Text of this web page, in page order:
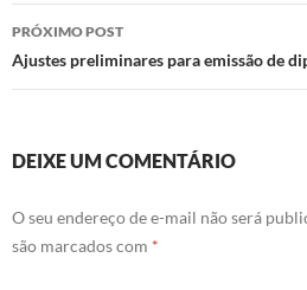
posts
PRÓXIMO POST
Ajustes preliminares para emissão de
DEIXE UM COMENTÁRIO
O seu endereço de e-mail não será
são marcados com *